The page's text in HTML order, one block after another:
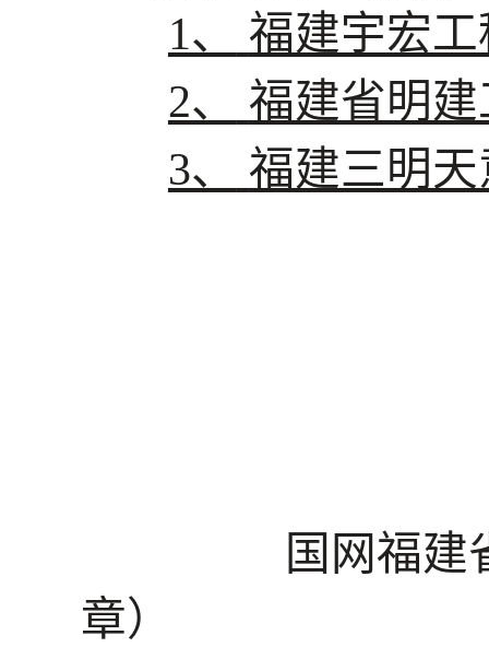
1、
福建宇宏
2、
福建省明
3、
福建三明
国网福
章）